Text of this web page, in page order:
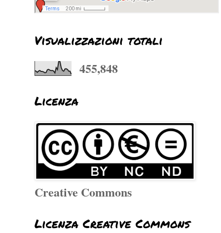
Visualizzazioni totali
455,848
Licenza
Creative Commons
Licenza Creative Commons